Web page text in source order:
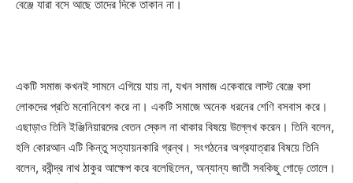
বেঞ্জে যারা বসে আছে তাদের দিকে তাকান না।
একটি সমাজ কখনই সামনে এগিয়ে যায় না, যখন সমাজ একেবারে লাস্ট বেঞ্জে বসা
লোকদের প্রতি মনোনিবেশ করে না। একটি সমাজে অনেক ধরনের শেণি বসবাস করে।
এছাড়াও তিনি ইঞ্জিনিয়ারদের বেতন স্কেল না থাকার বিষয়ে উল্লেখ করেন। তিনি বলেন,
হলি কোরআন এটি কিন্তু সত্যায়নকারি গ্রন্থ। সংগঠনের অগ্রযাত্রার বিষয়ে তিনি
বলেন, রবীন্দ্র নাথ ঠাকুর আক্ষেপ করে বলেছিলেন, অন্যান্য জাতী সবকিছু গোড়ে তোলে।